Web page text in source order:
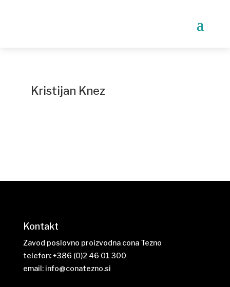
Kristijan Knez
Kontakt
Zavod poslovno proizvodna cona Tezno
telefon: +386 (0)2 46 01 300
email: info@conatezno.si